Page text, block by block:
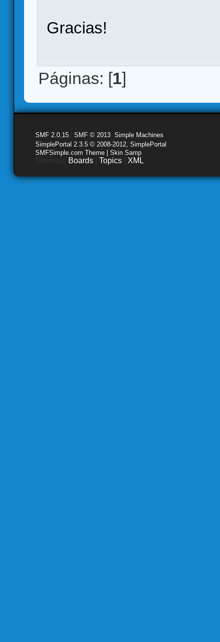
Gracias!
Páginas: [1]
SMF 2.0.15 SMF © 2013 Simple Machines
SimplePortal 2.3.5 © 2008-2012, SimplePortal
SMFSimple.com Theme | Skin Samp
Boards Topics XML